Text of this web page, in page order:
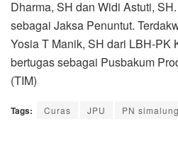
Dharma, SH dan Widi Astuti,
sebagai Jaksa Penuntut.
Yosia T Manik, SH dari LBH-PK
bertugas sebagai Pusbakum
(TIM)
Tags: Curas JPU PN